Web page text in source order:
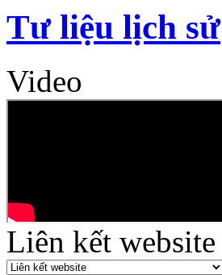
Tư liệu lịch sử
Video
Liên kết website